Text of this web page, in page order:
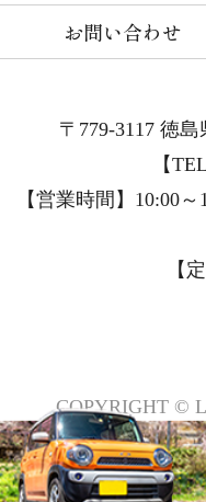
お問い合わせ
〒779-3117 徳
【
【営業時間】10:00
【
COPYRIGHT ©